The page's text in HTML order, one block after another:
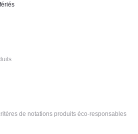
de notations produits éco-responsables